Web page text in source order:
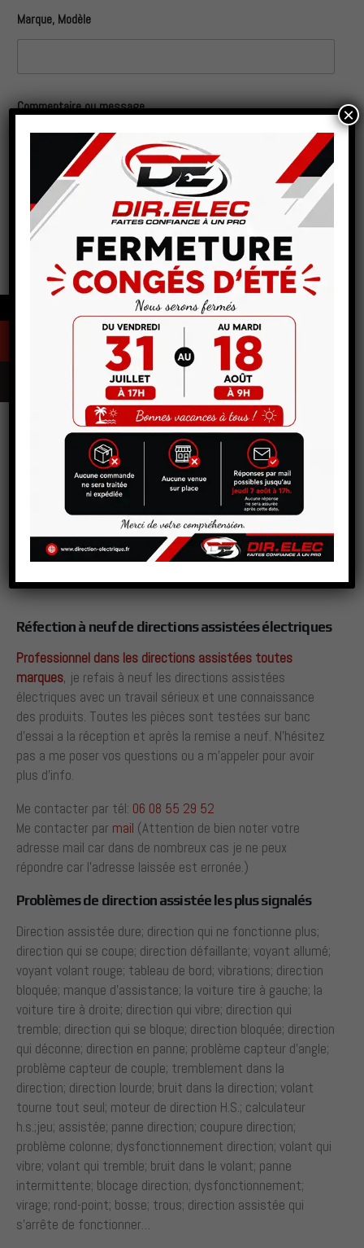
Marque, Modèle
Commentaire ou message
Envoyer
VOIR LA BOUTIQUE
Réfection à neuf de directions assistées électriques
Professionnel dans les directions assistées toutes
marques, je refais à neuf les directions assistées
électriques avec un travail sérieux et une connaissance
des produits. Toutes les pièces sont testées sur banc
d’essai a la réception et après la remise a neuf. N’hésitez
pas a me poser vos questions ou a m’appeler pour avoir
plus d’info.
Me contacter par tél: 06 08 55 29 52
Me contacter par mail (Attention de bien noter votre
adresse mail car dans de nombreux cas je ne peux
répondre car l’adresse laissée est erronée.)
Problèmes de direction assistée les plus signalés
Direction assistée dure; direction qui ne fonctionne plus;
direction qui se coupe; direction défaillante; voyant allumé;
voyant volant rouge; tableau de bord; vibrations; direction
bloquée; manque d’assistance; la voiture tire à gauche; la
voiture tire à droite; direction qui vibre; direction qui
tremble; direction qui se bloque; direction bloquée; direction
qui déconne; direction en panne; problème capteur d’angle;
problème capteur de couple; tremblement dans la
direction; direction lourde; bruit dans la direction; volant
tourne tout seul; moteur de direction H.S.; calculateur
h.s.;jeu; assistée; panne direction; coupure direction;
problème colonne; dysfonctionnement direction; volant qui
vibre; volant qui tremble; bruit dans le volant; panne
intermittente; blocage direction; dysfonctionnement;
virage; rond-point; bosse; trous; direction assistée qui
s’arrête de fonctionner…
×